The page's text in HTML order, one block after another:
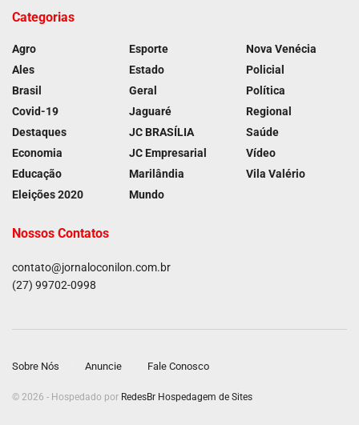
Categorias
Agro
Ales
Brasil
Covid-19
Destaques
Economia
Educação
Eleições 2020
Esporte
Estado
Geral
Jaguaré
JC BRASÍLIA
JC Empresarial
Marilândia
Mundo
Nova Venécia
Policial
Política
Regional
Saúde
Vídeo
Vila Valério
Nossos Contatos
contato@jornaloconilon.com.br
(27) 99702-0998
Sobre Nós Anuncie Fale Conosco
© 2026 - Hospedado por RedesBr Hospedagem de Sites